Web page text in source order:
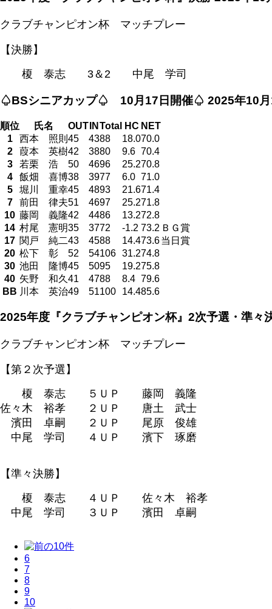
クラブチャンピオン杯 マッチプレー
【決勝】
榎 泰志 3＆2 中尾 学司
♤BSシニアカップ♤ 10月17日開催♤ 2025年10
順位 氏名 OUT IN Total HC NET
1
西本 照則 45 4388 18.070.0
2
葭本 英樹42 3880 9.6 70.4
3
若栗 浩 50 4696 25.270.8
4
飯畑 喜博38 3977 6.0 71.0
5
堀川 重幸45 4893 21.671.4
7
前田 律夫51 4697 25.271.8
10 藤岡 義隆42 4486 13.272.8
14 村尾 憲明35 3772 -1.2 73.2 ＢＧ賞
17 関戸 純二43 4588 14.473.6当日賞
20 松下 彰 52 54106 31.274.8
30 池田 隆博45 5095 19.275.8
40 矢野 和久 41 4788 8.4 79.6
BB 川本 英治49 51100 14.485.6
2025年度『クラブチャンピオン杯』2次予選・準々
クラブチャンピオン杯 マッチプレー
【第２次予選】
榎 泰志 ５ＵＰ 藤岡 義隆
佐々木 裕孝 ２ＵＰ 唐土 武士
濱田 卓嗣 ２ＵＰ 尾原 俊雄
中尾 学司 ４ＵＰ 濱下 琢磨
【準々決勝】
榎 泰志 ４ＵＰ 佐々木 裕孝
中尾 学司 ３ＵＰ 濱田 卓嗣
6
7
8
9
10